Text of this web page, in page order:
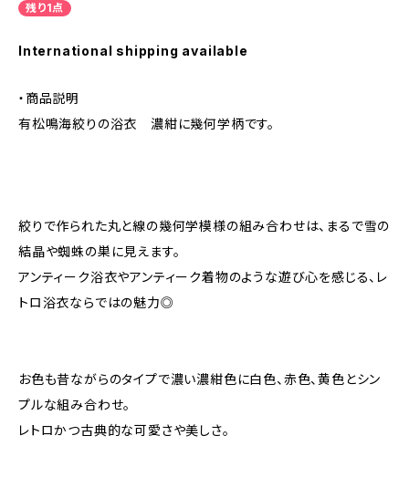
残り1点
International shipping available
・商品説明
有松鳴海絞りの浴衣 濃紺に幾何学柄です。
絞りで作られた丸と線の幾何学模様の組み合わせは、まるで雪の
結晶や蜘蛛の巣に見えます。
アンティーク浴衣やアンティーク着物のような遊び心を感じる、レ
トロ浴衣ならではの魅力◎
お色も昔ながらのタイプで濃い濃紺色に白色、赤色、黄色とシン
プルな組み合わせ。
レトロかつ古典的な可愛さや美しさ。